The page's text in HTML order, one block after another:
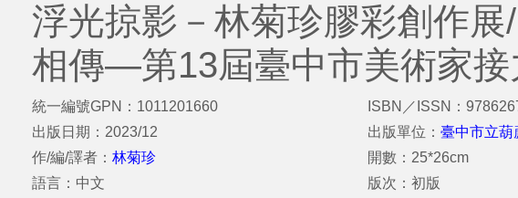
浮光掠影－林菊珍膠彩創作展
相傳—第13屆臺中市美術家接
統一編號GPN：1011201660
出版日期：2023/12
作/編/譯者： 林菊珍
語言：中文
ISBN／ISSN：
出版單位：臺中市立葫
開數：25*26cm
版次：初版